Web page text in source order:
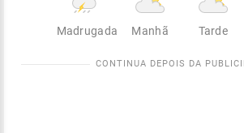
Madrugada Manhã Tarde